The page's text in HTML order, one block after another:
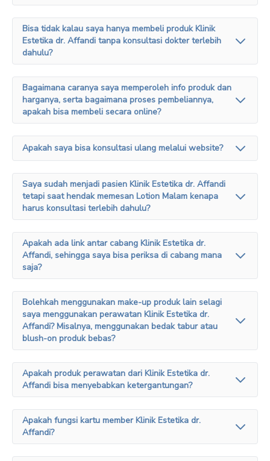
Bisa tidak kalau saya hanya membeli produk Klinik
Estetika dr. Affandi tanpa konsultasi dokter terlebih
dahulu?
Bagaimana caranya saya memperoleh info produk dan
harganya, serta bagaimana proses pembeliannya,
apakah bisa membeli secara online?
Apakah saya bisa konsultasi ulang melalui website?
Saya sudah menjadi pasien Klinik Estetika dr. Affandi
tetapi saat hendak memesan Lotion Malam kenapa
harus konsultasi terlebih dahulu?
Apakah ada link antar cabang Klinik Estetika dr.
Affandi, sehingga saya bisa periksa di cabang mana
saja?
Bolehkah menggunakan make-up produk lain selagi
saya menggunakan perawatan Klinik Estetika dr.
Affandi? Misalnya, menggunakan bedak tabur atau
blush-on produk bebas?
Apakah produk perawatan dari Klinik Estetika dr.
Affandi bisa menyebabkan ketergantungan?
Apakah fungsi kartu member Klinik Estetika dr.
Affandi?